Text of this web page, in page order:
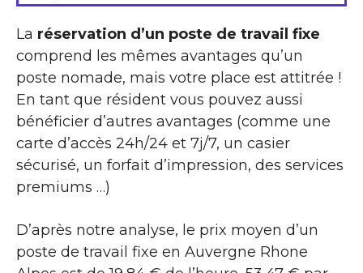
La réservation d’un poste de travail fixe
comprend les mêmes avantages qu’un
poste nomade, mais votre place est attitrée !
En tant que résident vous pouvez aussi
bénéficier d’autres avantages (comme une
carte d’accès 24h/24 et 7j/7, un casier
sécurisé, un forfait d’impression, des services
premiums …)
D’après notre analyse, le prix moyen d’un
poste de travail fixe en Auvergne Rhone